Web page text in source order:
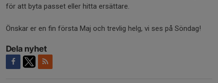
för att byta passet eller hitta ersättare.
Önskar er en fin första Maj och trevlig helg, vi ses på Söndag!
Dela nyhet